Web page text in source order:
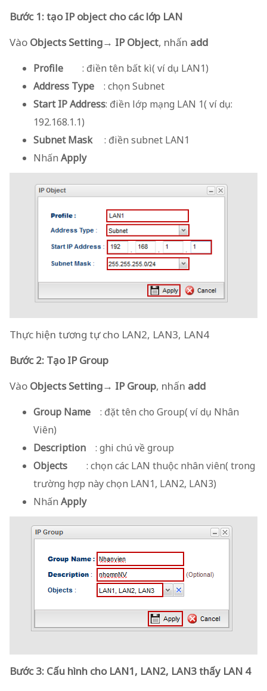
Bước 1: tạo IP object cho các lớp LAN
Vào Objects Setting→ IP Object, nhấn add
Profile
: điền tên bất kì( ví dụ LAN1)
Address Type
: chọn Subnet
Start IP Address: điền lớp mạng LAN 1( ví dụ:
192.168.1.1)
Subnet Mask
: điền subnet LAN1
Nhấn Apply
Thực hiện tương tự cho LAN2, LAN3, LAN4
Bước 2: Tạo IP Group
Vào Objects Setting→ IP Group, nhấn add
Group Name
: đặt tên cho Group( ví dụ Nhân
Viên)
Description
: ghi chú về group
Objects
: chọn các LAN thuộc nhân viên( trong
trường hợp này chọn LAN1, LAN2, LAN3)
Nhấn Apply
Bước 3: Cấu hình cho LAN1, LAN2, LAN3 thấy LAN 4